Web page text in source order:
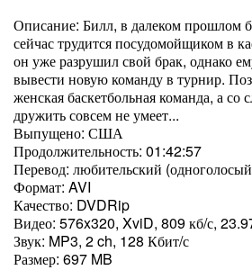
Описание: Билл, в далеком прошлом
сейчас трудится посудомойщиком в
он уже разрушил свой брак, однако
вывести новую команду в турнир.
женская баскетбольная команда, а
дружить совсем не умеет...
Выпущено: США
Продолжительность: 01:42:57
Перевод: любительский
Формат: AVI
Качество: DVDRip
Видео: 576x320, XviD, 809 кб/с,
Звук: MP3, 2 ch, 128 Кбит/с
Размер: 697 MB